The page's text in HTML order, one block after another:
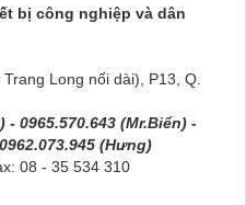
bị công nghiệp và dân
Long nối dài), P13, Q.
- 0965.570.643 (Mr.Biển) -
(Hưng)
08 - 35 534 310